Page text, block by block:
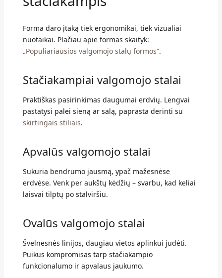
Forma daro įtaką tiek ergonomikai, tiek vizualiai
nuotaikai. Plačiau apie formas skaityk:
„Populiariausios valgomojo stalų formos“.
Stačiakampiai valgomojo stalai
Praktiškas pasirinkimas daugumai erdvių. Lengvai
pastatysi palei sieną ar salą, paprasta derinti su
skirtingais stiliais.
Apvalūs valgomojo stalai
Sukuria bendrumo jausmą, ypač mažesnėse
erdvėse. Venk per aukštų kėdžių – svarbu, kad keliai
laisvai tilptų po stalviršiu.
Ovalūs valgomojo stalai
Švelnesnės linijos, daugiau vietos aplinkui judėti.
Puikus kompromisas tarp stačiakampio
funkcionalumo ir apvalaus jaukumo.